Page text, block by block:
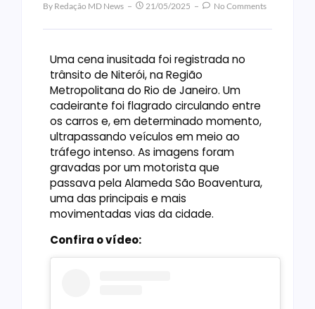
By Redação MD News 21/05/2025 No Comments
Uma cena inusitada foi registrada no
trânsito de Niterói, na Região
Metropolitana do Rio de Janeiro. Um
cadeirante foi flagrado circulando entre
os carros e, em determinado momento,
ultrapassando veículos em meio ao
tráfego intenso. As imagens foram
gravadas por um motorista que
passava pela Alameda São Boaventura,
uma das principais e mais
movimentadas vias da cidade.
Confira o vídeo: